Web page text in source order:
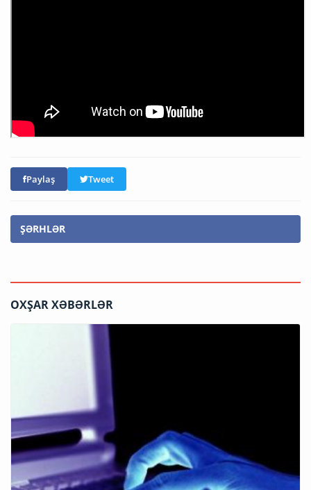
Paylaş Tweet
ŞƏRHLƏR
OXŞAR XƏBƏRLƏR